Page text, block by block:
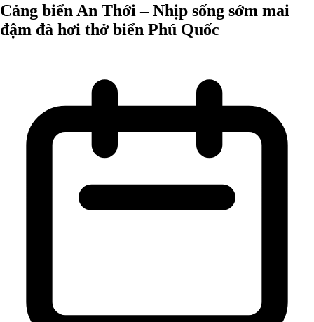
Cảng biển An Thới – Nhịp sống sớm mai
đậm đà hơi thở biển Phú Quốc